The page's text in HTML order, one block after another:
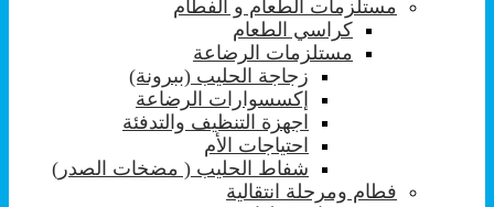
مستلزمات الطعام و الفطام
كراسي الطعام
مستلزمات الرضاعة
زجاجة الحليب (ببرونة)
إكسسوارات الرضاعة
اجهزة التنظيف والتدفئة
احتياجات الأم
شفاط الحليب ( مضخات الصدر)
فطام ومرحلة انتقالية